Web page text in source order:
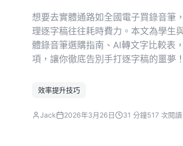
想要去實體通路如全國電子買錄音筆
理逐字稿往往耗時費力。本文為學生
體錄音筆選購指南、AI轉文字比較表
項，讓你徹底告別手打逐字稿的噩夢！
效率提升技巧
Jack 2026年3月26日 31 分鐘517 次閱讀